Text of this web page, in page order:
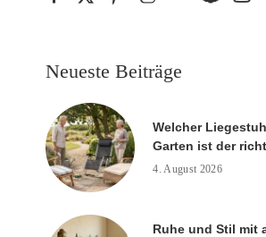
Neueste Beiträge
Welcher
Garten ist der
4. August 2026
Ruhe und Stil mit